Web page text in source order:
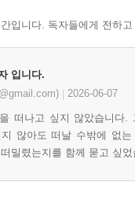
함정
결심
각
릇의 함정
소멸론
릇
입니다. 독자들에게 전하
입니다.
2026-06-07
떠나고 싶지 않았습니다
않아도 떠날 수밖에 없
밀렸는지를 함께 묻고 싶